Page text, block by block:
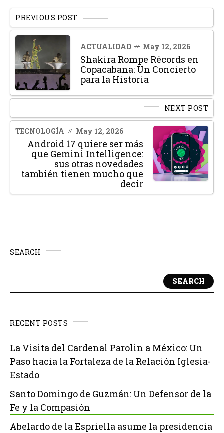
PREVIOUS POST
ACTUALIDAD May 12, 2026
Shakira Rompe Récords en
Copacabana: Un Concierto
para la Historia
NEXT POST
TECNOLOGÍA May 12, 2026
Android 17 quiere ser más
que Gemini Intelligence:
sus otras novedades
también tienen mucho que
decir
SEARCH
SEARCH
RECENT POSTS
La Visita del Cardenal Parolin a México: Un
Paso hacia la Fortaleza de la Relación Iglesia-
Estado
Santo Domingo de Guzmán: Un Defensor de la
Fe y la Compasión
Abelardo de la Espriella asume la presidencia